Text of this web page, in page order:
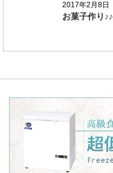
2017年2月8日
お菓子作り♪♪